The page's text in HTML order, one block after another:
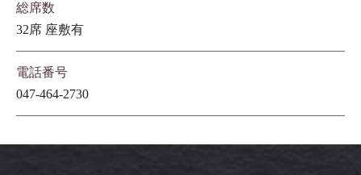
総席数
32席 座敷有
電話番号
047-464-2730